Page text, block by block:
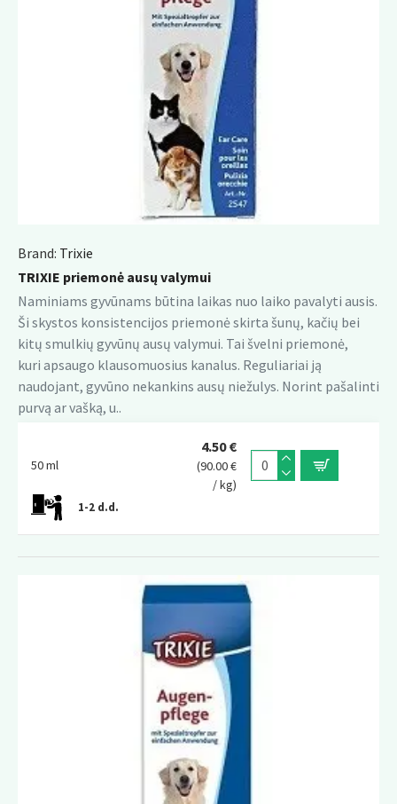
Brand: Trixie
TRIXIE priemonė ausų valymui
Naminiams gyvūnams būtina laikas nuo laiko pavalyti ausis.
Ši skystos konsistencijos priemonė skirta šunų, kačių bei
kitų smulkių gyvūnų ausų valymui. Tai švelni priemonė,
kuri apsaugo klausomuosius kanalus. Reguliariai ją
naudojant, gyvūno nekankins ausų niežulys. Norint pašalinti
purvą ar vašką, u..
50 ml
1-2 d.d.
4.50 €
(90.00 €
/ kg)